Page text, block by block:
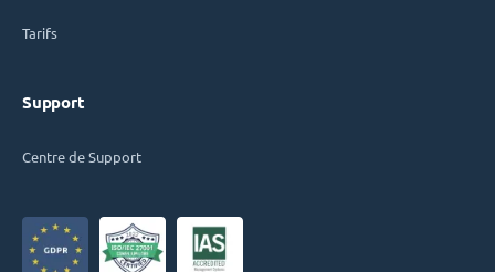
Tarifs
Support
Centre de Support